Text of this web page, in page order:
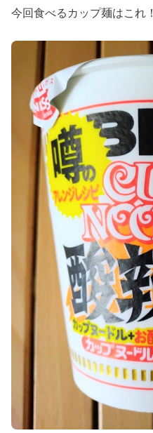
今回食べるカップ麺はこれ！